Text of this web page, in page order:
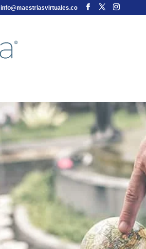
info@maestriasvirtuales.co